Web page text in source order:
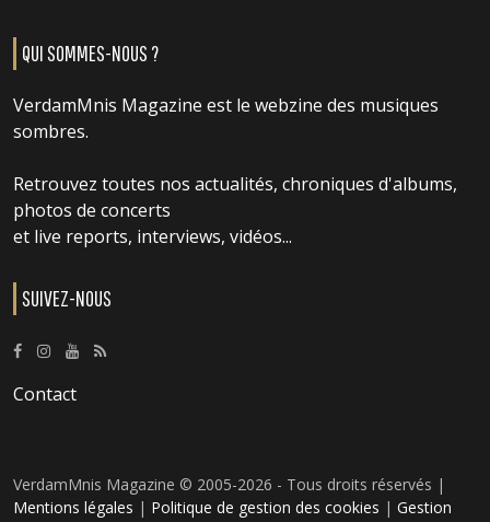
QUI SOMMES-NOUS ?
VerdamMnis Magazine est le webzine des musiques
sombres.
Retrouvez toutes nos actualités, chroniques d'albums,
photos de concerts
et live reports, interviews, vidéos...
SUIVEZ-NOUS
Contact
VerdamMnis Magazine © 2005-2026 - Tous droits réservés |
Mentions légales | Politique de gestion des cookies | Gestion